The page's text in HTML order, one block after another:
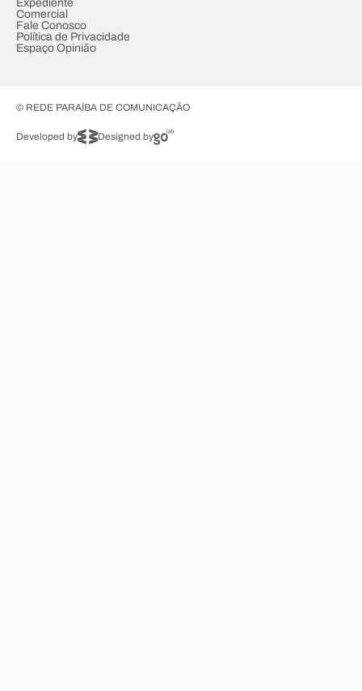
Expediente
Comercial
Fale Conosco
Política de Privacidade
Espaço Opinião
© REDE PARAÍBA DE COMUNICAÇÃO
Developed by Designed by